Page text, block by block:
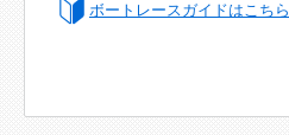
ボートレースガイドはこちら